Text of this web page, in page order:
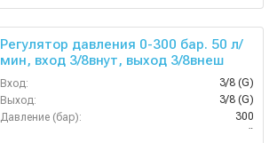
Регулятор давления 0-300 бар. 50 л/
мин, вход 3/8внут, выход 3/8внеш
Вход:
3/8 (G)
Выход:
3/8 (G)
Давление (бар):
300